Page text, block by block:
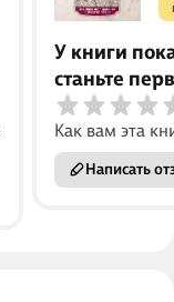
У книги
станьте
Как вам эта
Написать